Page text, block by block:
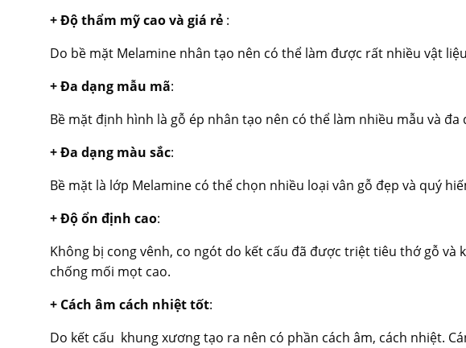
+ Độ thẩm mỹ cao và giá rẻ :
Do bề mặt Melamine nhân tạo nên có thể làm được rất nhiều vật
+ Đa dạng mẫu mã:
Bề mặt định hình là gỗ ép nhân tạo nên có thể làm nhiều mẫu và đa
+ Đa dạng màu sắc:
Bề mặt là lớp Melamine có thể chọn nhiều loại vân gỗ đẹp và quý
+ Độ ổn định cao:
Không bị cong vênh, co ngót do kết cấu đã được triệt tiêu thớ gỗ
chống mối mọt cao.
+ Cách âm cách nhiệt tốt:
Do kết cấu khung xương tạo ra nên có phần cách âm, cách nhiệt.